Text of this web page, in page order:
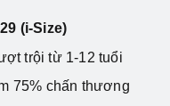
(i-Size)
trội từ 1-12 tuổi
75% chấn thương